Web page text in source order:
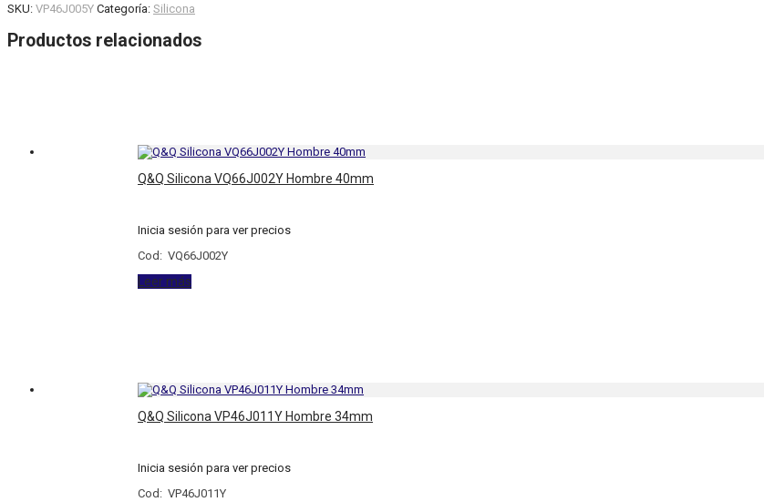
SKU: VP46J005Y Categoría: Silicona
Productos relacionados
Q&Q Silicona VQ66J002Y Hombre 40mm
Inicia sesión para ver precios
Cod: VQ66J002Y
Leer más
Q&Q Silicona VP46J011Y Hombre 34mm
Inicia sesión para ver precios
Cod: VP46J011Y